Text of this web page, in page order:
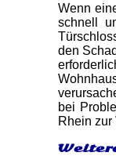
Wenn
schnell
den
bei
Rhein zur